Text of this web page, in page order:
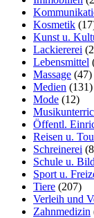
Kosmetik
Kunst u.
Lackiererei
Lebensmittel
Massage (47)
Medien (131)
Mode (12)
Öffentl.
Reisen u.
Schreinerei
Schule u.
Sport u.
Tiere (207)
Verleih und
Zahnmedizin